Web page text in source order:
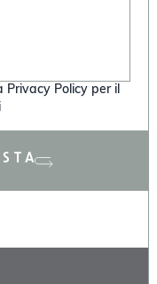
Privacy Policy per il